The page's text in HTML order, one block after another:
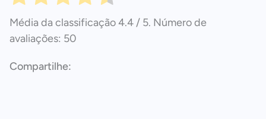
Média da classificação4.4 / 5. Número de
avaliações: 50